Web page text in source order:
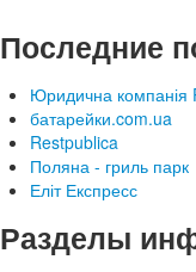
Последние
Юридична компанія
батарейки.com.ua
Restpublica
Поляна - гриль парк
Еліт Експресс
Разделы